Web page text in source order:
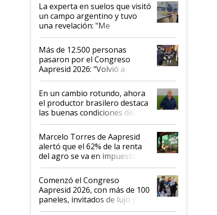
La experta en suelos que visitó
un campo argentino y tuvo
una revelación: "Me
impresionó mucho"
Más de 12.500 personas
pasaron por el Congreso
Aapresid 2026: "Volvió a
demostrar que hablar del
suelo es hablar de todo el
sistema productivo"
En un cambio rotundo, ahora
el productor brasilero destaca
las buenas condiciones del
agro argentino para invertir:
"Los veo más motivados"
Marcelo Torres de Aapresid
alertó que el 62% de la renta
del agro se va en impuestos:
"No es bueno que en
Argentina se sigan discutiendo
las mismas cosas de hace 50
años"
Comenzó el Congreso
Aapresid 2026, con más de 100
paneles, invitados de lujo y
todas las tendencias